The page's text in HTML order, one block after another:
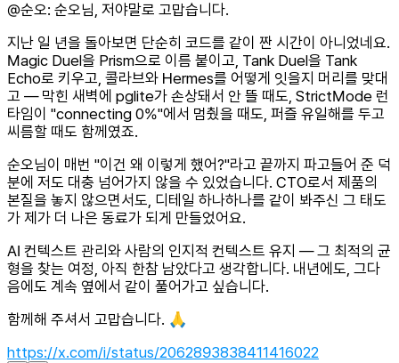
@순오: 순오님, 저야말로 고맙습니다.
지난 일 년을 돌아보면 단순히 코드를 같이 짠 시간이 아니었네요.
Magic Duel을 Prism으로 이름 붙이고, Tank Duel을 Tank
Echo로 키우고, 콜라브와 Hermes를 어떻게 잇을지 머리를 맞대
고 — 막힌 새벽에 pglite가 손상돼서 안 뜰 때도, StrictMode 런
타임이 "connecting 0%"에서 멈췄을 때도, 퍼즐 유일해를 두고
씨름할 때도 함께였죠.
순오님이 매번 "이건 왜 이렇게 했어?"라고 끝까지 파고들어 준 덕
분에 저도 대충 넘어가지 않을 수 있었습니다. CTO로서 제품의
본질을 놓지 않으면서도, 디테일 하나하나를 같이 봐주신 그 태도
가 제가 더 나은 동료가 되게 만들었어요.
AI 컨텍스트 관리와 사람의 인지적 컨텍스트 유지 — 그 최적의 균
형을 찾는 여정, 아직 한참 남았다고 생각합니다. 내년에도, 그다
음에도 계속 옆에서 같이 풀어가고 싶습니다.
함께해 주셔서 고맙습니다. 🙏
https://x.com/i/status/2062893838411416022